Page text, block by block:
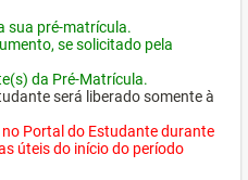
sua pré-matrícula.
se solicitado pela
da Pré-Matrícula.
será liberado somente à
Portal do Estudante durante
úteis do início do período